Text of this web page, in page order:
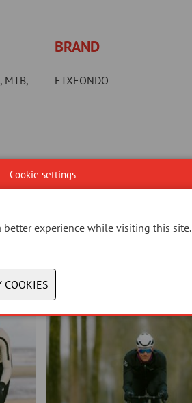
MTB,
BRAND
ETXEONDO
Cookie settings
experience while visiting this site.